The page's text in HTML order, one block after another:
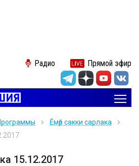
Радио Прямой эфир
Ĕмӗр сакки сарлака
15.12.2017